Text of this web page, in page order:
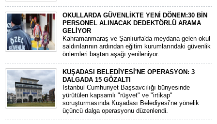
OKULLARDA GÜVENLİKTE YENİ DÖNEM:30 BİN
PERSONEL ALINACAK DEDEKTÖRLÜ ARAMA
GELİYOR
​Kahramanmaraş ve Şanlıurfa'da meydana gelen okul
saldırılarının ardından eğitim kurumlarındaki güvenlik
önlemleri baştan aşağı yenileniyor.
KUŞADASI BELEDİYESİ'NE OPERASYON: 3
DALGADA 15 GÖZALTI
​İstanbul Cumhuriyet Başsavcılığı bünyesinde
yürütülen kapsamlı "rüşvet" ve "irtikap"
soruşturmasında Kuşadası Belediyesi’ne yönelik
üçüncü dalga operasyonu düzenlendi.